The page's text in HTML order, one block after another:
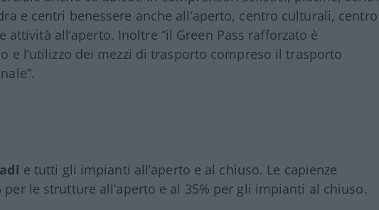
e centri benessere anche all’aperto, centro culturali, centro
attività all’aperto. Inoltre “il Green Pass rafforzato è
e l’utilizzo dei mezzi di trasporto compreso il trasporto
e tutti gli impianti all’aperto e al chiuso. Le capienze
le strutture all’aperto e al 35% per gli impianti al chiuso.